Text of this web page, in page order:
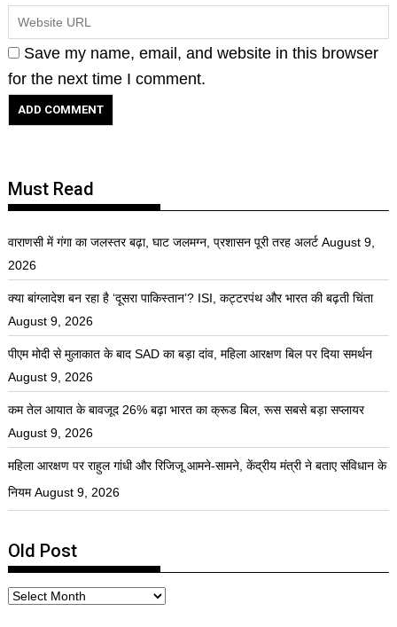
Save my name, email, and website in this browser
for the next time I comment.
Must Read
वाराणसी में गंगा का जलस्तर बढ़ा, घाट जलमग्न, प्रशासन पूरी तरह अलर्ट August 9,
2026
क्या बांग्लादेश बन रहा है ‘दूसरा पाकिस्तान’? ISI, कट्टरपंथ और भारत की बढ़ती चिंता
August 9, 2026
पीएम मोदी से मुलाकात के बाद SAD का बड़ा दांव, महिला आरक्षण बिल पर दिया समर्थन
August 9, 2026
कम तेल आयात के बावजूद 26% बढ़ा भारत का क्रूड बिल, रूस सबसे बड़ा सप्लायर
August 9, 2026
महिला आरक्षण पर राहुल गांधी और रिजिजू आमने-सामने, केंद्रीय मंत्री ने बताए संविधान के
नियम August 9, 2026
Old Post